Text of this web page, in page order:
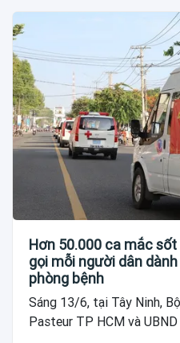
Hơn 50.000 ca mắc
gọi mỗi người dân
phòng bệnh
Sáng 13/6, tại Tây Ninh,
Pasteur TP HCM và